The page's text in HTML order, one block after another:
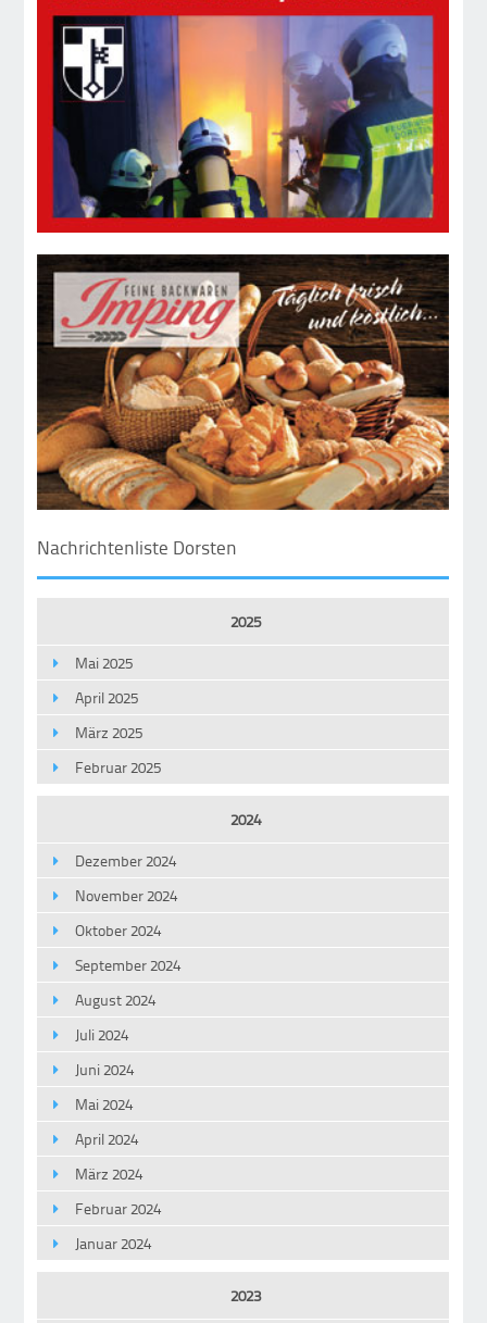
Nachrichtenliste Dorsten
2025
Mai 2025
April 2025
März 2025
Februar 2025
2024
Dezember 2024
November 2024
Oktober 2024
September 2024
August 2024
Juli 2024
Juni 2024
Mai 2024
April 2024
März 2024
Februar 2024
Januar 2024
2023